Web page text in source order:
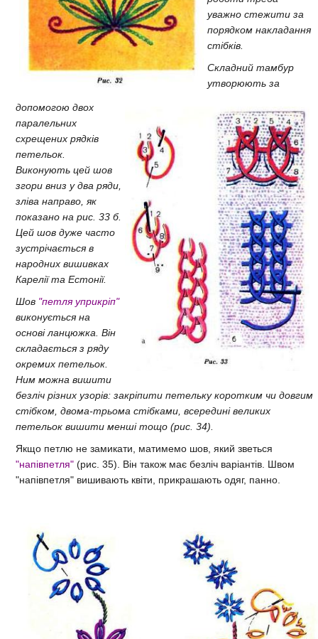
уважно стежити за
порядком накладання
стібків.
Складний тамбур
утворюють за
допомогою двох
паралельних
схрещених рядків
петельок.
Виконують цей шов
згори вниз у два ряди,
зліва направо, як
показано на рис. 33 б.
Цей шов дуже часто
зустрічається в
народних вишивках
Карелії та Естонії.
Шов "петля уприкріп"
виконується на
основі ланцюжка. Він
складається з ряду
окремих петельок.
Ним можна вишити
безліч різних узорів: закріпити петельку коротким чи довгим
стібком, двома-трьома стібками, всередині великих
петельок вишити менші тощо (рис. 34).
Якщо петлю не замикати, матимемо шов, який зветься
"напівпетля" (рис. 35). Він також має безліч варіантів. Швом
"напівпетля" вишивають квіти, прикрашають одяг, панно.